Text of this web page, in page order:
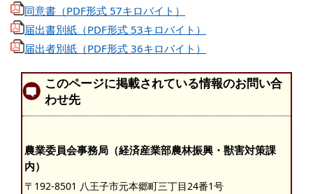
同意書（PDF形式 57キロバイト）
届出書別紙（PDF形式 53キロバイト）
届出者別紙（PDF形式 36キロバイト）
このページに掲載されている情報のお問い合
わせ先
農業委員会事務局（経済産業部農林振興・獣害対策課
内）
〒192-8501 八王子市元本郷町三丁目24番1号